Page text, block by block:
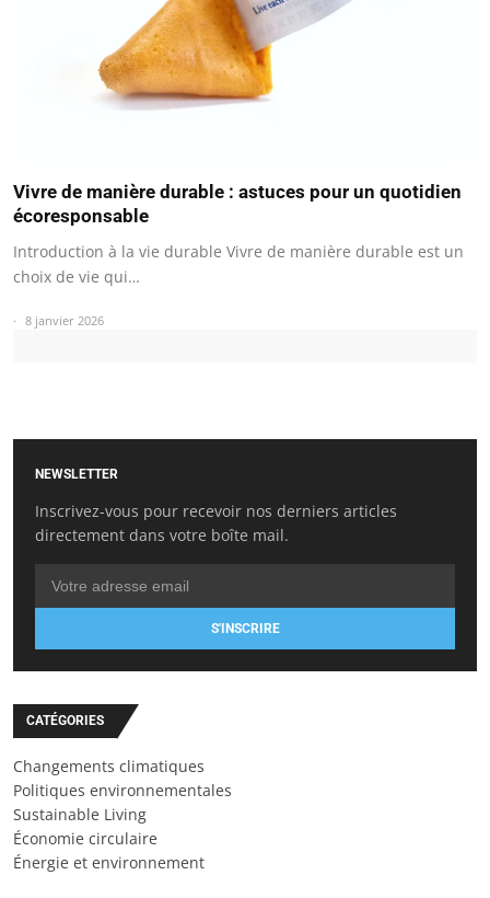
Vivre de manière durable : astuces pour un quotidien
écoresponsable
Introduction à la vie durable Vivre de manière durable est un
choix de vie qui…
8 janvier 2026
NEWSLETTER
Inscrivez-vous pour recevoir nos derniers articles
directement dans votre boîte mail.
S'INSCRIRE
CATÉGORIES
Changements climatiques
Politiques environnementales
Sustainable Living
Économie circulaire
Énergie et environnement